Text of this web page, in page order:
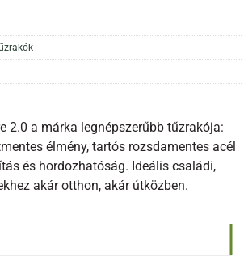
2.0 a márka legnépszerűbb tűzrakója:
élmény, tartós rozsdamentes acél
és hordozhatóság. Ideális családi,
akár otthon, akár útközben.